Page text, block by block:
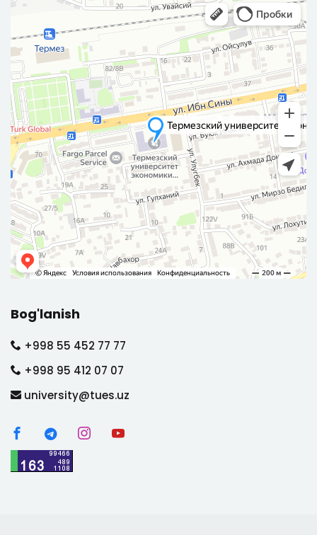
Bog'lanish
+998 55 452 77 77
+998 95 412 07 07
university@tues.uz